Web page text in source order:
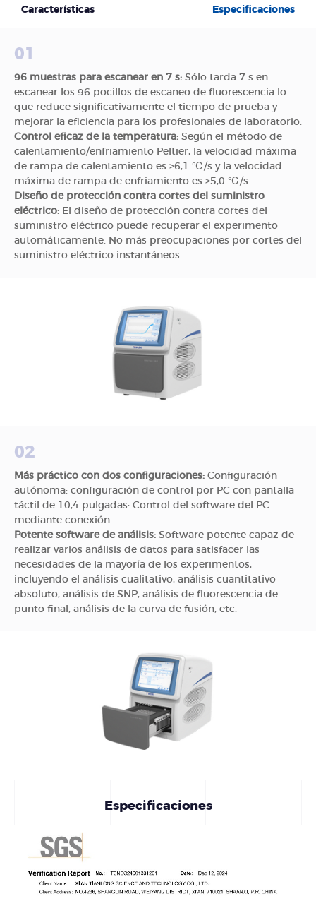
Características Especificaciones
01
96 muestras para escanear en 7 s: Sólo tarda 7 s en
escanear los 96 pocillos de escaneo de fluorescencia lo
que reduce significativamente el tiempo de prueba y
mejorar la eficiencia para los profesionales de laboratorio.
Control eficaz de la temperatura: Según el método de
calentamiento/enfriamiento Peltier, la velocidad máxima
de rampa de calentamiento es >6,1 ℃/s y la velocidad
máxima de rampa de enfriamiento es >5,0 ℃/s.
Diseño de protección contra cortes del suministro
eléctrico: El diseño de protección contra cortes del
suministro eléctrico puede recuperar el experimento
automáticamente. No más preocupaciones por cortes del
suministro eléctrico instantáneos.
02
Más práctico con dos configuraciones: Configuración
autónoma: configuración de control por PC con pantalla
táctil de 10,4 pulgadas: Control del software del PC
mediante conexión.
Potente software de análisis: Software potente capaz de
realizar varios análisis de datos para satisfacer las
necesidades de la mayoría de los experimentos,
incluyendo el análisis cualitativo, análisis cuantitativo
absoluto, análisis de SNP, análisis de fluorescencia de
punto final, análisis de la curva de fusión, etc.
Especificaciones